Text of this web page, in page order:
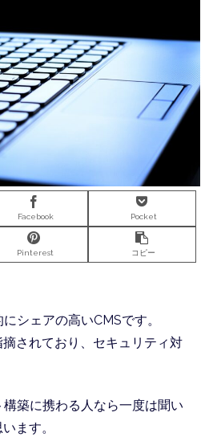
Facebook Pocket
Pinterest コピー
シェアの高いCMSです。
されており、セキュリティ対
築に携わる人なら一度は聞い
ます。